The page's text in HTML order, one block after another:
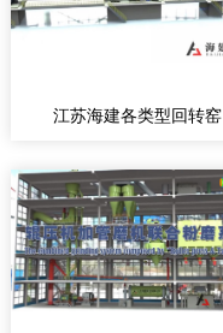
江苏海建各类型回转窑